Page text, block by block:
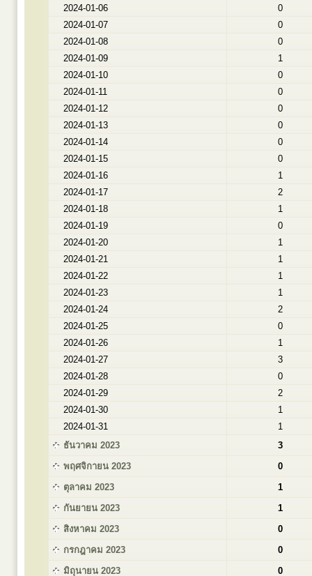
2024-01-06
0
2024-01-07
0
2024-01-08
0
2024-01-09
1
2024-01-10
0
2024-01-11
0
2024-01-12
0
2024-01-13
0
2024-01-14
0
2024-01-15
0
2024-01-16
1
2024-01-17
2
2024-01-18
1
2024-01-19
0
2024-01-20
1
2024-01-21
1
2024-01-22
1
2024-01-23
1
2024-01-24
2
2024-01-25
0
2024-01-26
1
2024-01-27
3
2024-01-28
0
2024-01-29
2
2024-01-30
1
2024-01-31
1
ธันวาคม 2023
3
พฤศจิกายน 2023
0
ตุลาคม 2023
1
กันยายน 2023
1
สิงหาคม 2023
0
กรกฎาคม 2023
0
มิถุนายน 2023
0